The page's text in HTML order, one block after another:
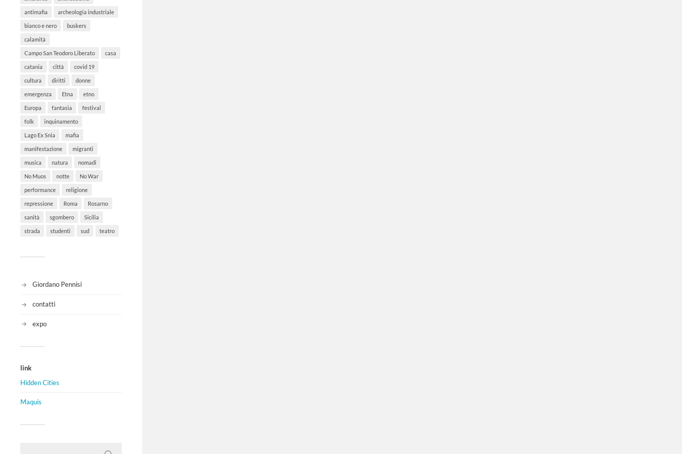
antimafia archeologia industriale
bianco e nero buskers
calamità
Campo San Teodoro Liberato casa
catania città covid 19
cultura diritti donne
emergenza Etna etno
Europa fantasia festival
folk inquinamento
Lago Ex Snia mafia
manifestazione migranti
musica natura nomadi
No Muos notte No War
performance religione
repressione Roma Rosarno
sanità sgombero Sicilia
strada studenti sud teatro
Giordano Pennisi
contatti
expo
link
Hidden Cities
Maquis